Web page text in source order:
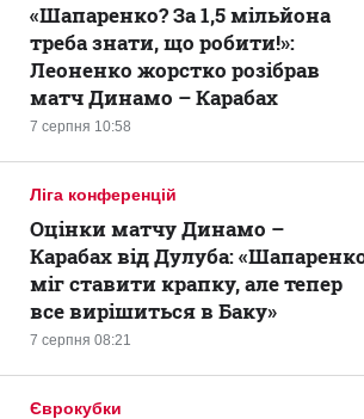
7 серпня 10:58
«Шапаренко? За 1,5 мільйона
треба знати, що робити!»:
Леоненко жорстко розібрав
матч Динамо – Карабах
Ліга конференцій
7 серпня 08:21
Оцінки матчу Динамо –
Карабах від Дулуба:
міг ставити крапку, але тепер
все вирішиться в Баку»
Єврокубки